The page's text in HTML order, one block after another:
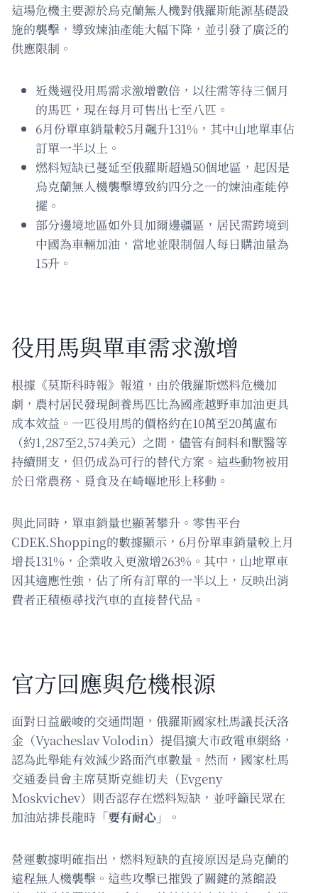
這場危機主要源於烏克蘭無人機對俄羅斯能源基礎設
施的襲擊，導致煉油產能大幅下降，並引發了廣泛的
供應限制。
近幾週役用馬需求激增數倍，以往需等待三個月
的馬匹，現在每月可售出七至八匹。
6月份單車銷量較5月飆升131%，其中山地單車佔
訂單一半以上。
燃料短缺已蔓延至俄羅斯超過50個地區，起因是
烏克蘭無人機襲擊導致約四分之一的煉油產能停
擺。
部分邊境地區如外貝加爾邊疆區，居民需跨境到
中國為車輛加油，當地並限制個人每日購油量為
15升。
役用馬與單車需求激增
根據《莫斯科時報》報道，由於俄羅斯燃料危機加
劇，農村居民發現飼養馬匹比為國產越野車加油更具
成本效益。一匹役用馬的價格約在10萬至20萬盧布
（約1,287至2,574美元）之間，儘管有飼料和獸醫等
持續開支，但仍成為可行的替代方案。這些動物被用
於日常農務、覓食及在崎嶇地形上移動。
與此同時，單車銷量也顯著攀升。零售平台
CDEK.Shopping的數據顯示，6月份單車銷量較上月
增長131%，企業收入更激增263%。其中，山地單車
因其適應性強，佔了所有訂單的一半以上，反映出消
費者正積極尋找汽車的直接替代品。
官方回應與危機根源
面對日益嚴峻的交通問題，俄羅斯國家杜馬議長沃洛
金（Vyacheslav Volodin）提倡擴大市政電車網絡，
認為此舉能有效減少路面汽車數量。然而，國家杜馬
交通委員會主席莫斯克維切夫（Evgeny
Moskvichev）則否認存在燃料短缺，並呼籲民眾在
加油站排長龍時 「要有耐心」 。
營運數據明確指出，燃料短缺的直接原因是烏克蘭的
遠程無人機襲擊。這些攻擊已摧毀了關鍵的蒸餾設